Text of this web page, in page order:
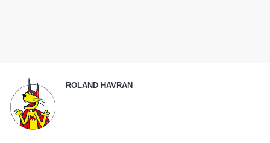
ROLAND HAVRAN